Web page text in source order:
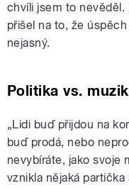
chvíli jsem to nevěděl.
přišel na to, že
nejasný.
Politika vs.
„Lidi buď přijdou na
buď prodá, nebo
nevybíráte, jako svoje
vznikla nějaká